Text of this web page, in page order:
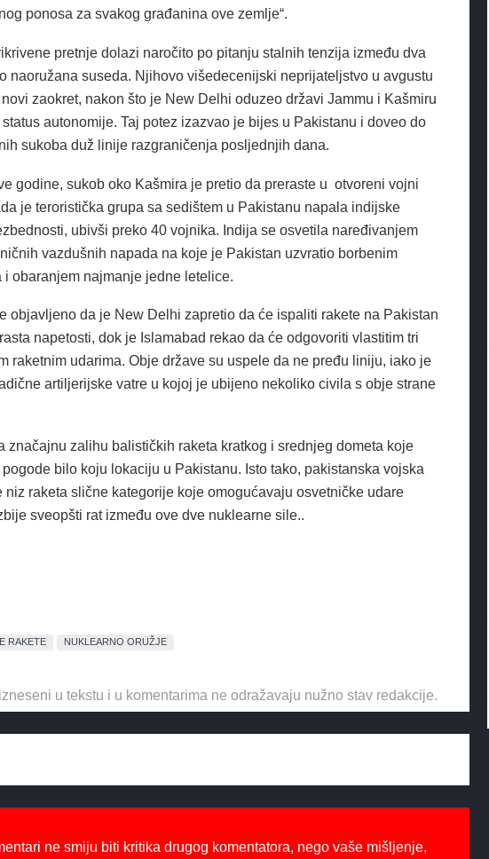
ponosa za svakog građanina ove zemlje“.
pretnje dolazi naročito po pitanju stalnih tenzija između dva
naoružana suseda. Njihovo višedecenijski neprijateljstvo u avgustu
zaokret, nakon što je New Delhi oduzeo državi Jammu i Kašmiru
autonomije. Taj potez izazvao je bijes u Pakistanu i doveo do
sukoba duž linije razgraničenja posljednjih dana.
godine, sukob oko Kašmira je pretio da preraste u otvoreni vojni
je teroristička grupa sa sedištem u Pakistanu napala indijske
ubivši preko 40 vojnika. Indija se osvetila naređivanjem
vazdušnih napada na koje je Pakistan uzvratio borbenim
i obaranjem najmanje jedne letelice.
objavljeno da je New Delhi zapretio da će ispaliti rakete na Pakistan
napetosti, dok je Islamabad rekao da će odgovoriti vlastitim tri
raketnim udarima. Obje države su uspele da ne pređu liniju, iako je
artiljerijske vatre u kojoj je ubijeno nekoliko civila s obje strane
značajnu zalihu balističkih raketa kratkog i srednjeg dometa koje
pogode bilo koju lokaciju u Pakistanu. Isto tako, pakistanska vojska
niz raketa slične kategorije koje omogućavaju osvetničke udare
sveopšti rat između ove dve nuklearne sile..
RAKETE NUKLEARNO ORUŽJE
u tekstu i u komentarima ne odražavaju nužno stav redakcije.
ne smiju biti kritika drugog komentatora, nego vaše mišljenje,